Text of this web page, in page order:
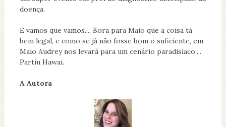
doença.
E vamos que vamos.... Bora para Maio que a coisa tá
bem legal, e como se já não fosse bom o suficiente, em
Maio Audrey nos levará para um cenário paradisíaco....
Partiu Hawai.
A Autora